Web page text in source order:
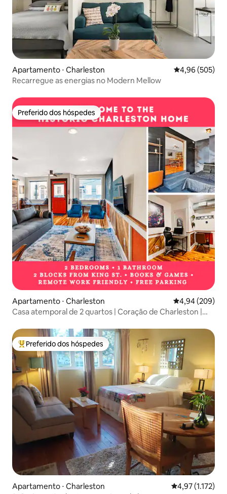
Apartamento ⋅ Charleston 4,96 de uma
4,96 (505)
Recarregue as energias no Modern Mellow
Preferido dos hóspedes
Preferido dos hóspedes
Apartamento ⋅ Charleston 4,94 de uma
4,94 (209)
Casa atemporal de 2 quartos | Coração de Charleston |
Entre os melhores preferidos dos hóspedes
Preferido dos hóspedes
Apartamento ⋅ Charleston 4,97 de uma
4,97 (1.172)